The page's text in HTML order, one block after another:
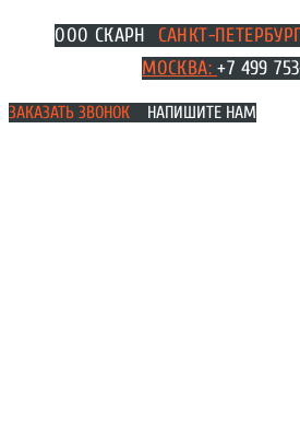
Перейти
ООО СКАРН САНКТ-
МОСКВА:+7 499
ЗАКАЗАТЬ ЗВОНОК НАПИШИТЕ НАМ